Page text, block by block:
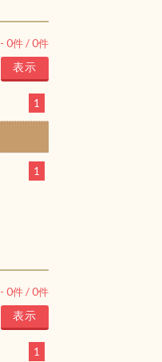
- 0件 /0件
1
1
- 0件 /0件
1